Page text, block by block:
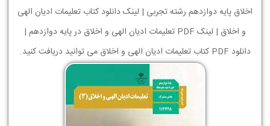
اخلاق پایه دوازدهم رشته تجربی | لینک دانلود کتاب تعلیمات ادیان الهی
و اخلاق | لینک PDF تعلیمات ادیان الهی و اخلاق در پایه دوازدهم |
دانلود PDF کتاب تعلیمات ادیان الهی و اخلاق می توانید دریافت کنید.